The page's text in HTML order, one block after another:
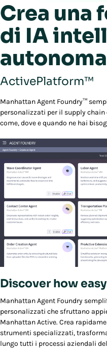
Crea una
di IA
autonoma
ActivePlatform™
Manhattan Agent Foundry™
personalizzati per il supply
come, dove e quando ne hai
Discover how
Manhattan Agent Foundry
personalizzati che sfruttano
Manhattan Active. Crea
strumenti specializzati,
lungo tutti i processi aziendali